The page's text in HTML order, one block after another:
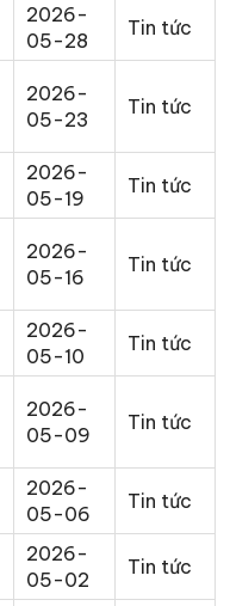
2026-
05-28
Tin tức
2026-
05-23
Tin tức
2026-
05-19
Tin tức
2026-
05-16
Tin tức
2026-
05-10
Tin tức
2026-
05-09
Tin tức
2026-
05-06
Tin tức
2026-
05-02
Tin tức